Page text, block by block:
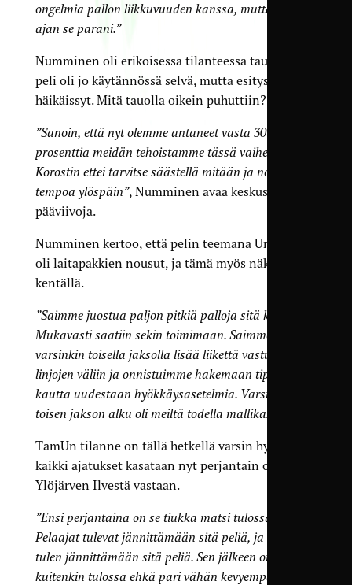
ongelmia pallon liikkuvuuden kanssa, mutta koko
ajan se parani.”
Numminen oli erikoisessa tilanteessa tauolla, kun
peli oli jo käytännössä selvä, mutta esitys ei
häikäissyt. Mitä tauolla oikein puhuttiin?
”Sanoin, että nyt olemme antaneet vasta 30–40
prosenttia meidän tehoistamme tässä vaiheessa.
Korostin ettei tarvitse säästellä mitään ja nostetaan
tempoa ylöspäin”, Numminen avaa keskustelun
pääviivoja.
Numminen kertoo, että pelin teemana Unitedilla
oli laitapakkien nousut, ja tämä myös näkyi
kentällä.
”Saimme juostua paljon pitkiä palloja sitä kautta.
Mukavasti saatiin sekin toimimaan. Saimme
varsinkin toisella jaksolla lisää liikettä vastustajan
linjojen väliin ja onnistuimme hakemaan tiputuksien
kautta uudestaan hyökkäysasetelmia. Varsinkin
toisen jakson alku oli meiltä todella mallikas.”
TamUn tilanne on tällä hetkellä varsin hyvä ja
kaikki ajatukset kasataan nyt perjantain otteluun
Ylöjärven Ilvestä vastaan.
”Ensi perjantaina on se tiukka matsi tulossa.
Pelaajat tulevat jännittämään sitä peliä, ja minä
tulen jännittämään sitä peliä. Sen jälkeen on
kuitenkin tulossa ehkä pari vähän kevyempää